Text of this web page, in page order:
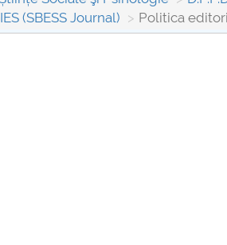
(SBESS Journal)
Politica